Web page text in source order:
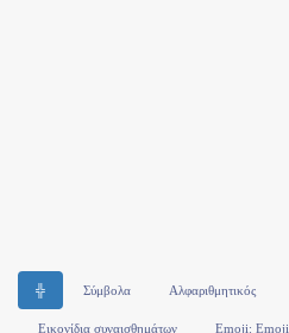
╬ Σύμβολα Αλφαριθμητικός
Εικονίδια συναισθημάτων Emoji: Emoji